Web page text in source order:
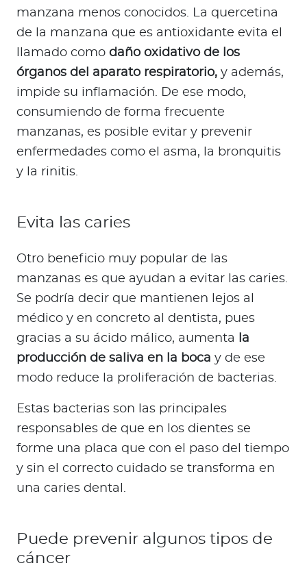
manzana menos conocidos. La quercetina
de la manzana que es antioxidante evita el
llamado como daño oxidativo de los
órganos del aparato respiratorio, y además,
impide su inflamación. De ese modo,
consumiendo de forma frecuente
manzanas, es posible evitar y prevenir
enfermedades como el asma, la bronquitis
y la rinitis.
Evita las caries
Otro beneficio muy popular de las
manzanas es que ayudan a evitar las caries.
Se podría decir que mantienen lejos al
médico y en concreto al dentista, pues
gracias a su ácido málico, aumenta
la
producción de saliva en la boca y de ese
modo reduce la proliferación de bacterias.
Estas bacterias son las principales
responsables de que en los dientes se
forme una placa que con el paso del tiempo
y sin el correcto cuidado se transforma en
una caries dental.
Puede prevenir algunos tipos de
cáncer